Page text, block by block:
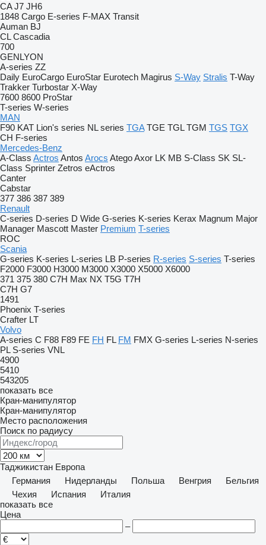
CA J7 JH6
1848 Cargo E-series F-MAX Transit
Auman BJ
CL Cascadia
700
GENLYON
A-series ZZ
Daily EuroCargo EuroStar Eurotech Magirus S-Way Stralis T-Way
Trakker Turbostar X-Way
7600 8600 ProStar
T-series W-series
MAN
F90 KAT Lion's series NL series TGA TGE TGL TGM TGS TGX
CH F-series
Mercedes-Benz
A-Class Actros Antos Arocs AtegoAxor LK MB S-Class SK SL-
Class Sprinter Zetros eActros
Canter
Cabstar
377 386 387 389
Renault
C-series D-series D Wide G-series K-series Kerax Magnum Major
Manager Mascott Master Premium T-series
ROC
Scania
G-series K-series L-series LB P-series R-series S-series T-series
F2000 F3000 H3000 M3000 X3000 X5000 X6000
371 375 380 C7H Max NX T5G T7H
C7H G7
1491
Phoenix T-series
Crafter LT
Volvo
A-series C F88 F89 FE FH FL FM FMX G-series L-series N-series
PL S-series VNL
4900
5410
543205
показать все
Кран-манипулятор
Кран-манипулятор
Место расположения
Поиск по радиусу
Таджикистан Европа
Германия
Нидерланды Польша Венгрия
Бельгия
Чехия
Испания
Италия
показать все
Цена
–